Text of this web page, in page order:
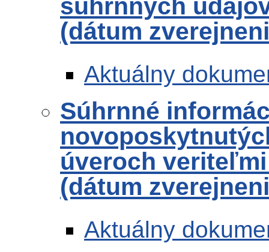
súhrnných
(dátum
Aktuálny
Súhrnné
úveroch
(dátum
Aktuálny